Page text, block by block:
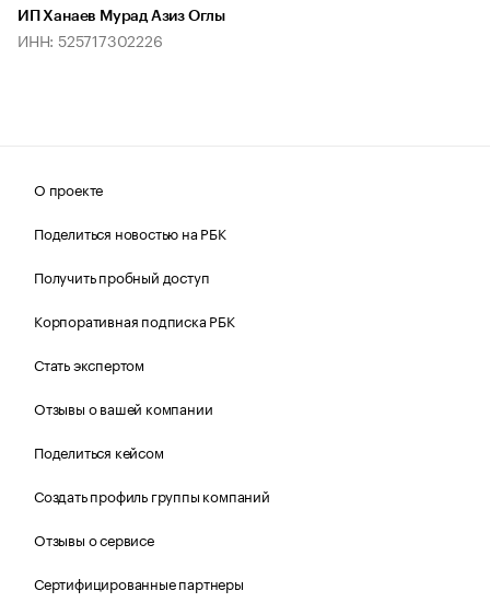
ИП Ханаев Мурад Азиз Оглы
ИНН: 525717302226
О проекте
Поделиться новостью на РБК
Получить пробный доступ
Корпоративная подписка РБК
Стать экспертом
Отзывы о вашей компании
Поделиться кейсом
Создать профиль группы компаний
Отзывы о сервисе
Сертифицированные партнеры